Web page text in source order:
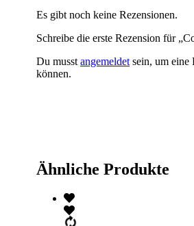
Es gibt noch keine Rezensionen.
Schreibe die erste Rezension für
Du musst angemeldet sein, um eine
können.
Ähnliche Produkte